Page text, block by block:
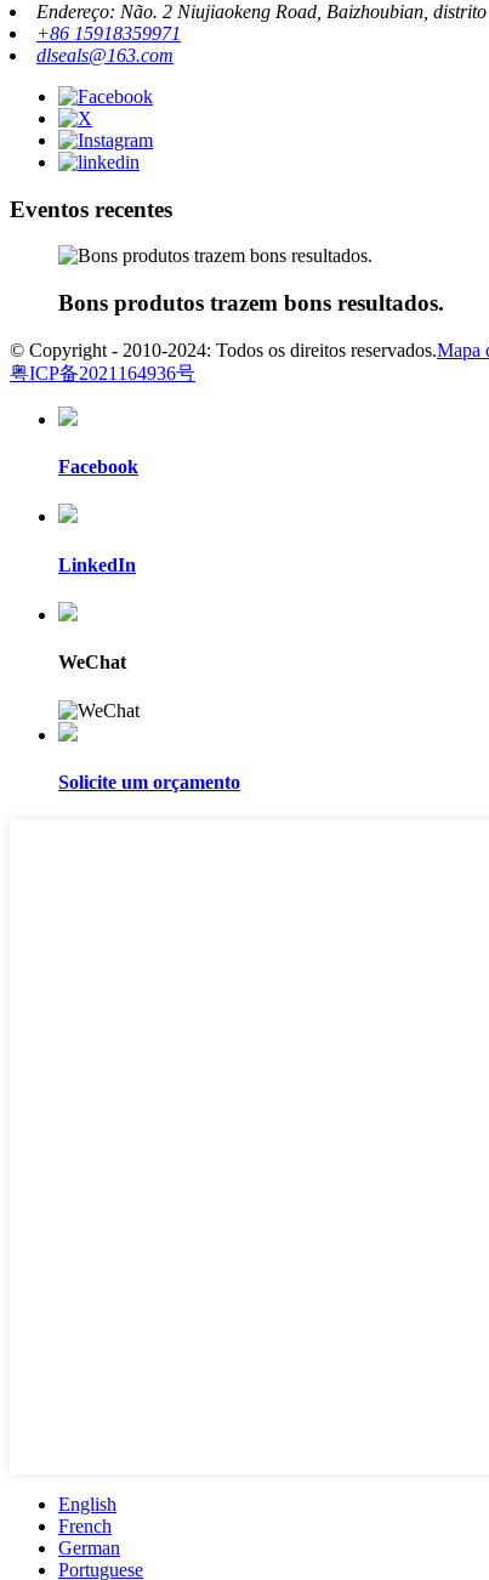
Endereço: Não. 2 Niujiaokeng Road, Baizhoubian,
+86 15918359971
dlseals@163.com
Eventos recentes
Bons produtos trazem bons resultados.
© Copyright - 2010-2024: Todos os direitos reservados.Mapa
粤ICP备2021164936号
Facebook
LinkedIn
WeChat
Solicite um orçamento
English
French
German
Portuguese